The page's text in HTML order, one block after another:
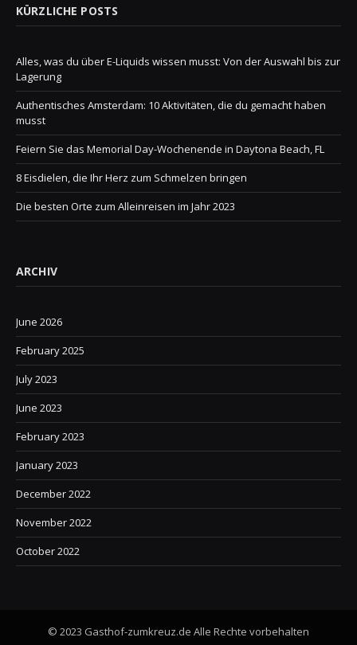
KÜRZLICHE POSTS
Alles, was du über E-Liquids wissen musst: Von der Auswahl bis zur
Lagerung
Authentisches Amsterdam: 10 Aktivitäten, die du gemacht haben
musst
Feiern Sie das Memorial Day-Wochenende in Daytona Beach, FL
8 Eisdielen, die Ihr Herz zum Schmelzen bringen
Die besten Orte zum Alleinreisen im Jahr 2023
ARCHIV
June 2026
February 2025
July 2023
June 2023
February 2023
January 2023
December 2022
November 2022
October 2022
© 2023 Gasthof-zumkreuz.de Alle Rechte vorbehalten